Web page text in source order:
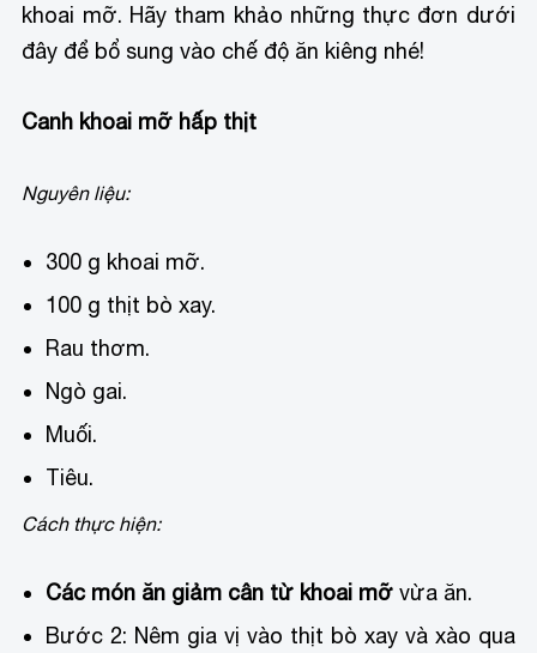
khoai mỡ. Hãy tham khảo những thực đơn dưới
đây để bổ sung vào chế độ ăn kiêng nhé!
Canh khoai mỡ hấp thịt
Nguyên liệu:
300 g khoai mỡ.
100 g thịt bò xay.
Rau thơm.
Ngò gai.
Muối.
Tiêu.
Cách thực hiện:
Các món ăn giảm cân từ khoai mỡ vừa ăn.
Bước 2: Nêm gia vị vào thịt bò xay và xào qua